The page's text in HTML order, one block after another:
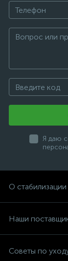
Я даю
О стабилизации
Наши
Советы по